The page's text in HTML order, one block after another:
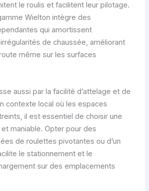
le roulis et facilitent leur pilotage.
Wielton intègre des
qui amortissent
de chaussée, améliorant
même sur les surfaces
aussi par la facilité d’attelage et de
contexte local où les espaces
il est essentiel de choisir une
maniable. Opter pour des
de roulettes pivotantes ou d’un
le stationnement et le
sur des emplacements